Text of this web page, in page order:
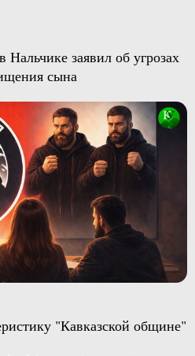
Нальчике заявил об угрозах
сына
"Кавказской общине"